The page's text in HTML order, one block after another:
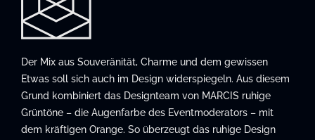
Der Mix aus Souveränität, Charme und dem gewissen
Etwas soll sich auch im Design widerspiegeln. Aus diesem
Grund kombiniert das Designteam von MARCIS ruhige
Grüntöne – die Augenfarbe des Eventmoderators – mit
dem kräftigen Orange. So überzeugt das ruhige Design